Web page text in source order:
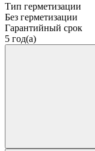
Тип герметизации
Без герметизации
Гарантийный срок
5 год(а)